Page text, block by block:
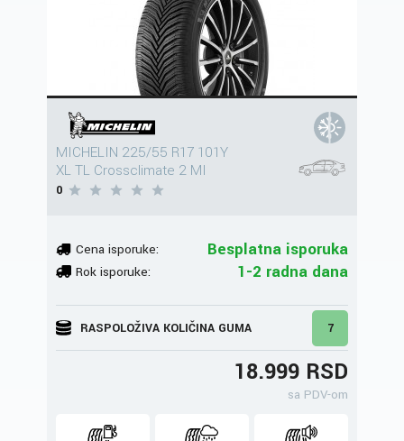
MICHELIN 225/55 R17 101Y
XL TL Crossclimate 2 MI
0
Cena isporuke: Besplatna isporuka
Rok isporuke: 1-2 radna dana
RASPOLOŽIVA KOLIČINA GUMA 7
18.999 RSD
sa PDV-om